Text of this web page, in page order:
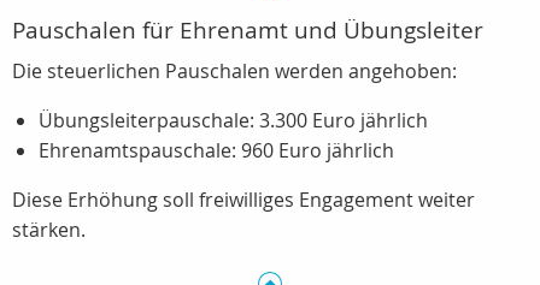
Pauschalen für Ehrenamt und Übungsleiter
Die steuerlichen Pauschalen werden angehoben:
Übungsleiterpauschale: 3.300 Euro jährlich
Ehrenamtspauschale: 960 Euro jährlich
Diese Erhöhung soll freiwilliges Engagement weiter
stärken.